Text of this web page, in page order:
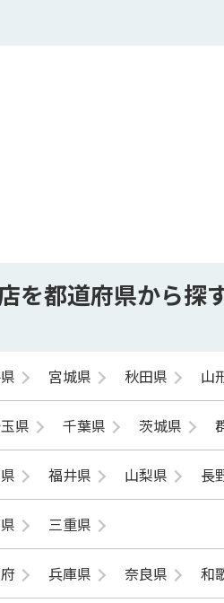
を都道府県から探
宮城県 秋田県 山
県 千葉県 茨城県
福井県 山梨県 長
三重県
兵庫県 奈良県 和